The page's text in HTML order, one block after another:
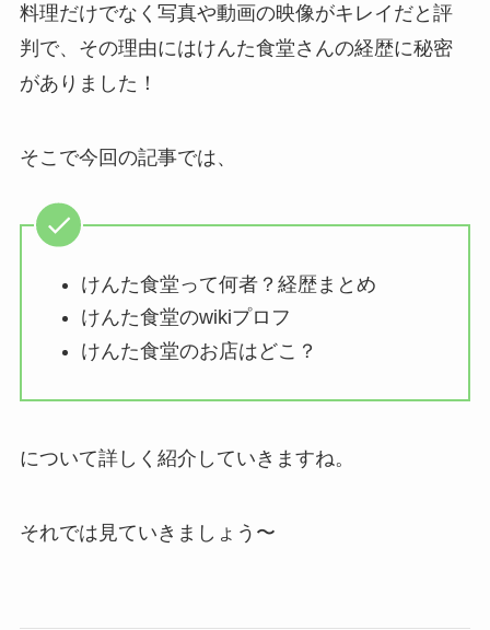
料理だけでなく写真や動画の映像がキレイだと評
判で、その理由にはけんた食堂さんの経歴に秘密
がありました！
そこで今回の記事では、
けんた食堂って何者？経歴まとめ
けんた食堂のwikiプロフ
けんた食堂のお店はどこ？
について詳しく紹介していきますね。
それでは見ていきましょう〜